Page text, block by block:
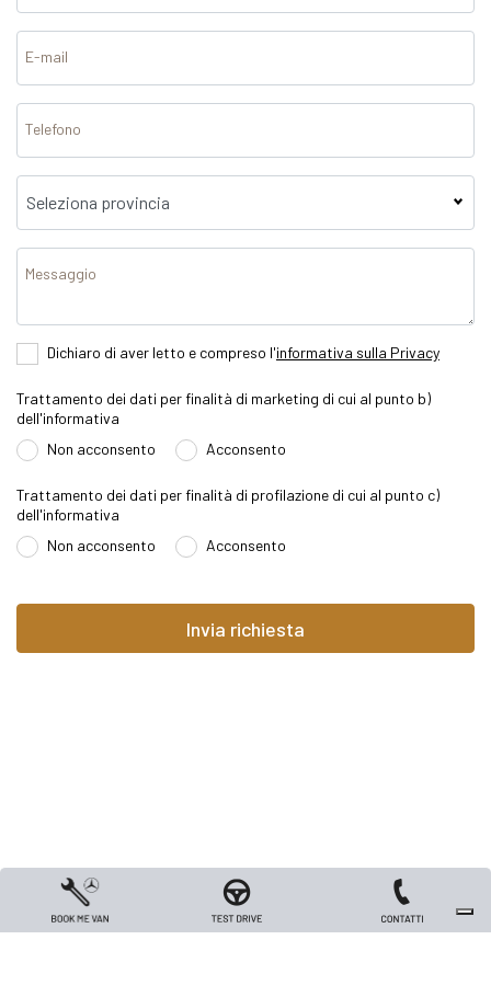
E-mail
Telefono
Messaggio
Dichiaro di aver letto e compreso l'informativa sulla Privacy
Trattamento dei dati per finalità di marketing di cui al punto b)
dell'informativa
Non acconsento
Acconsento
Trattamento dei dati per finalità di profilazione di cui al punto c)
dell'informativa
Non acconsento
Acconsento